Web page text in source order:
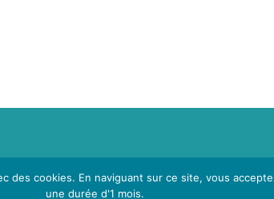
cookies. En naviguant sur ce site, vous
une durée d'1 mois.